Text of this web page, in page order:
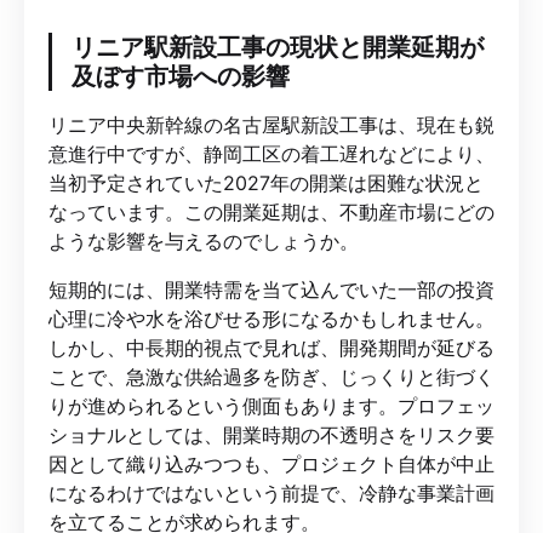
リニア駅新設工事の現状と開業延期が
及ぼす市場への影響
リニア中央新幹線の名古屋駅新設工事は、現在も鋭
意進行中ですが、静岡工区の着工遅れなどにより、
当初予定されていた2027年の開業は困難な状況と
なっています。この開業延期は、不動産市場にどの
ような影響を与えるのでしょうか。
短期的には、開業特需を当て込んでいた一部の投資
心理に冷や水を浴びせる形になるかもしれません。
しかし、中長期的視点で見れば、開発期間が延びる
ことで、急激な供給過多を防ぎ、じっくりと街づく
りが進められるという側面もあります。プロフェッ
ショナルとしては、開業時期の不透明さをリスク要
因として織り込みつつも、プロジェクト自体が中止
になるわけではないという前提で、冷静な事業計画
を立てることが求められます。